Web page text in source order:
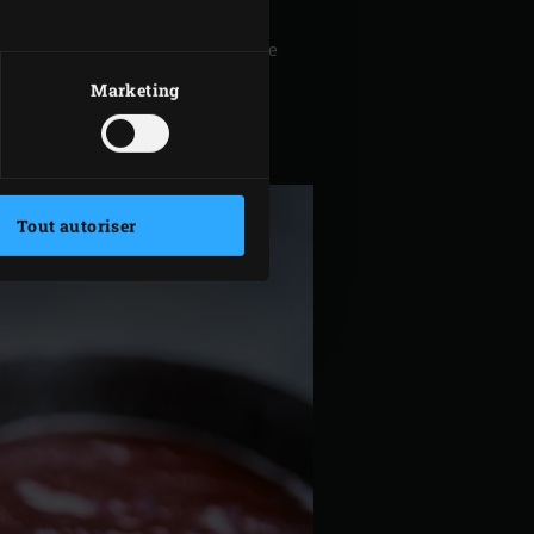
Marketing
Tout autoriser
Moink 3 à 4 minutes de sorte
les du reste de
la place de fourchettes !